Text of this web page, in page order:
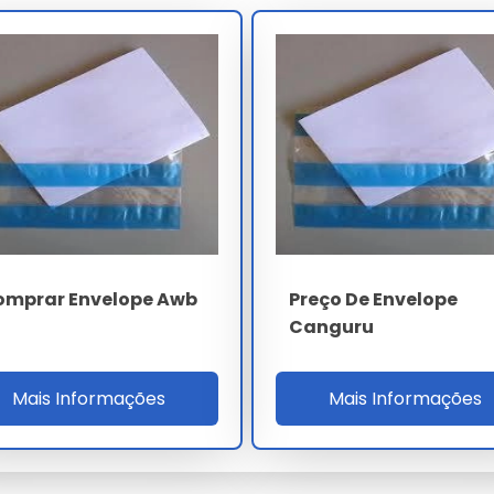
mínimo 12% e certificações ambientais ISO 14001
anual prevê reajuste por índice IPA-OG FGV,
contratado, protegendo o comprador de
logística.
ESPECIFICAÇÃO
PEBD tri-camada
70 µm 3%
22 N/25mm
NBR 15776 / ISO 9001
Envelope Awb
Mais Informações
Preço De Envelope
Canguru
Mais Informações